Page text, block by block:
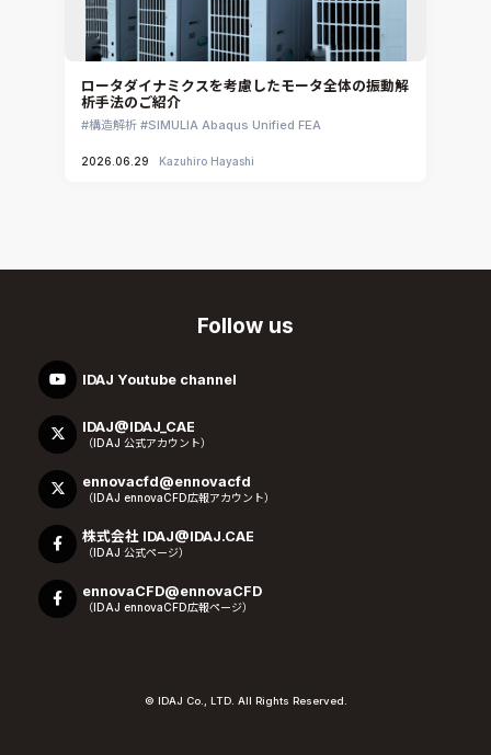
ロータダイナミクスを考慮したモータ全体の振動解
析手法のご紹介
構造解析 SIMULIA Abaqus Unified FEA
2026.06.29 Kazuhiro Hayashi
Follow us
IDAJ Youtube channel
IDAJ@IDAJ_CAE
（IDAJ 公式アカウント）
ennovacfd@ennovacfd
（IDAJ ennovaCFD広報アカウント）
株式会社 IDAJ@IDAJ.CAE
（IDAJ 公式ページ）
ennovaCFD@ennovaCFD
（IDAJ ennovaCFD広報ページ）
© IDAJ Co., LTD. All Rights Reserved.